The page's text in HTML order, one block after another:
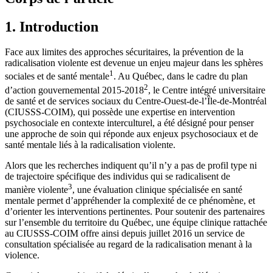
1. Introduction
Face aux limites des approches sécuritaires, la prévention de la
radicalisation violente est devenue un enjeu majeur dans les sphères
sociales et de santé mentale1. Au Québec, dans le cadre du plan
d’action gouvernemental 2015-20182, le Centre intégré universitaire
de santé et de services sociaux du Centre-Ouest-de-l’Île-de-Montréal
(CIUSSS-COIM), qui possède une expertise en intervention
psychosociale en contexte interculturel, a été désigné pour penser
une approche de soin qui réponde aux enjeux psychosociaux et de
santé mentale liés à la radicalisation violente.
Alors que les recherches indiquent qu’il n’y a pas de profil type ni
de trajectoire spécifique des individus qui se radicalisent de
manière violente3, une évaluation clinique spécialisée en santé
mentale permet d’appréhender la complexité de ce phénomène, et
d’orienter les interventions pertinentes. Pour soutenir des partenaires
sur l’ensemble du territoire du Québec, une équipe clinique rattachée
au CIUSSS-COIM offre ainsi depuis juillet 2016 un service de
consultation spécialisée au regard de la radicalisation menant à la
violence.